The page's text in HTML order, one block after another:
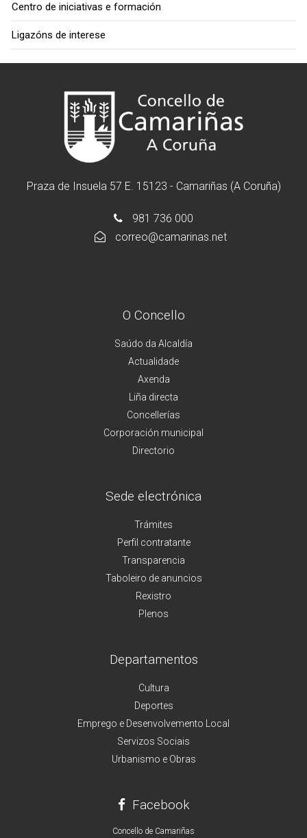
Centro de iniciativas e formación
Ligazóns de interese
Praza de Insuela 57 E. 15123 - Camariñas (A Coruña)
981 736 000
correo@camarinas.net
O Concello
Saúdo da Alcaldía
Actualidade
Axenda
Liña directa
Concellerías
Corporación municipal
Directorio
Sede electrónica
Trámites
Perfil contratante
Transparencia
Taboleiro de anuncios
Rexistro
Plenos
Departamentos
Cultura
Deportes
Emprego e Desenvolvemento Local
Servizos Sociais
Urbanismo e Obras
Facebook
Concello de Camariñas